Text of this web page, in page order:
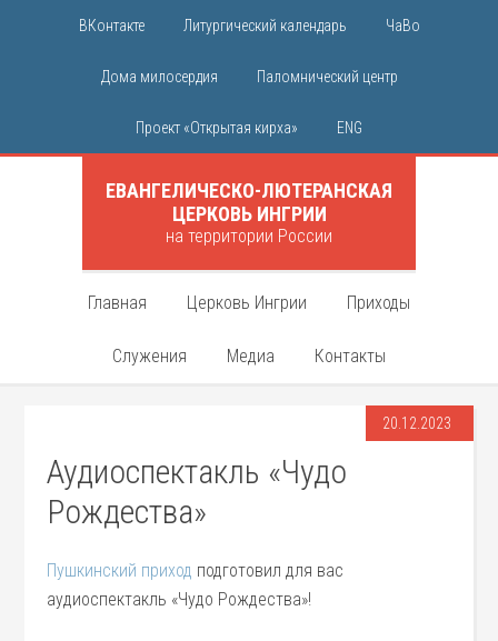
ВКонтакте Литургический календарь ЧаВо
Дома милосердия Паломнический центр
Проект «Открытая кирха» ENG
ЕВАНГЕЛИЧЕСКО-ЛЮТЕРАНСКАЯ
ЦЕРКОВЬ ИНГРИИ
на территории России
Главная Церковь Ингрии Приходы
Служения Медиа Контакты
20.12.2023
Аудиоспектакль «Чудо
Рождества»
Пушкинский приход подготовил для вас
аудиоспектакль «Чудо Рождества»!